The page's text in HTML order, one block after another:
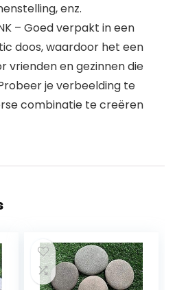
enz.
– Goed verpakt in een
doos, waardoor het een
vrienden en gezinnen die
je verbeelding te
combinatie te creëren